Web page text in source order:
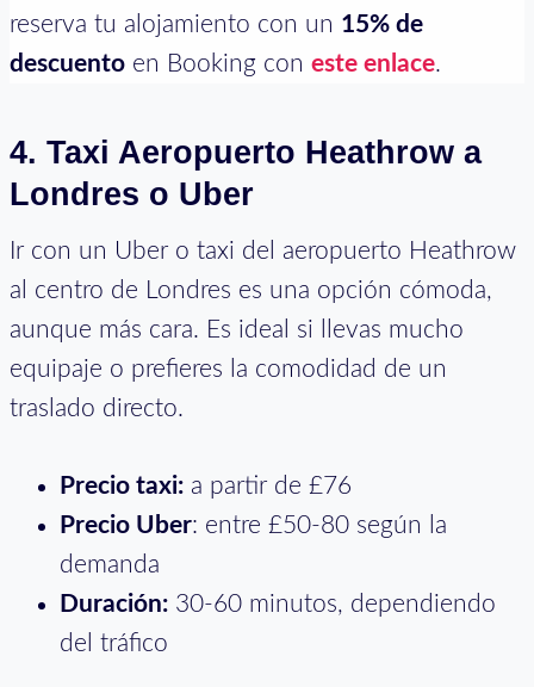
reserva tu alojamiento con un 15% de
descuento en Booking con este enlace.
4. Taxi Aeropuerto Heathrow a
Londres o Uber
Ir con un Uber o taxi del aeropuerto Heathrow
al centro de Londres es una opción cómoda,
aunque más cara. Es ideal si llevas mucho
equipaje o prefieres la comodidad de un
traslado directo.
Precio taxi: a partir de £76
Precio Uber: entre £50-80 según la
demanda
Duración: 30-60 minutos, dependiendo
del tráfico